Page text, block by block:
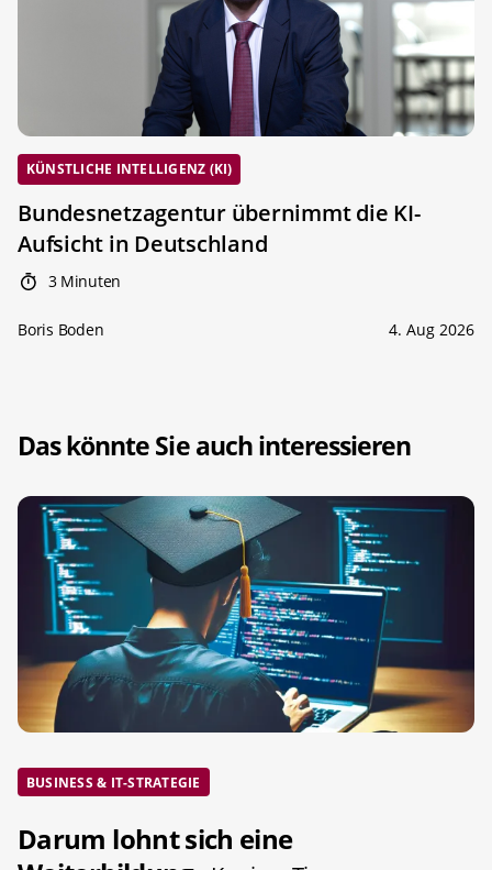
KÜNSTLICHE INTELLIGENZ (KI)
Bundesnetzagentur übernimmt die KI-
Aufsicht in Deutschland
3 Minuten
Boris Boden 4. Aug 2026
Das könnte Sie auch interessieren
BUSINESS & IT-STRATEGIE
Darum lohnt sich eine